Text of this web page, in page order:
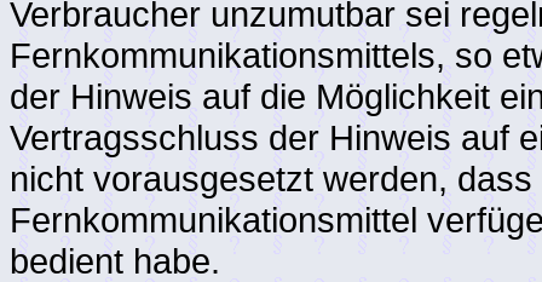
Verbraucher unzumutbar sei
Fernkommunikationsmittels, so
der Hinweis auf die Möglichkeit
Vertragsschluss der Hinweis auf
nicht vorausgesetzt werden,
Fernkommunikationsmittel
bedient habe.